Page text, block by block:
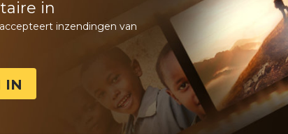
in
inzendingen van
IN